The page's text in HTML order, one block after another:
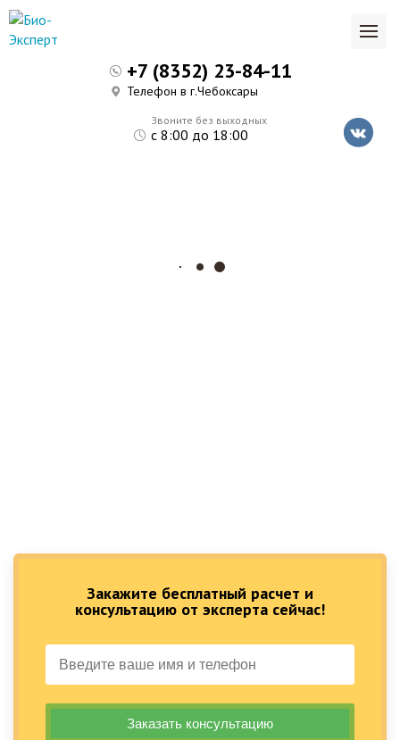
Закажите бесплатный расчет и
консультацию от эксперта сейчас!
Звоните без выходных
с 8:00 до 18:00
+7 (8352) 23-84-11
Телефон в г.Чебоксары